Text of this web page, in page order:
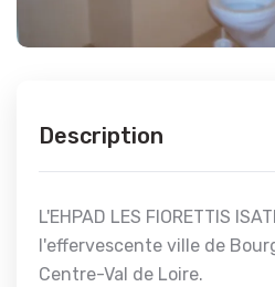
Description
L'EHPAD LES FIORETTIS
l'effervescente ville de
Centre-Val de Loire.